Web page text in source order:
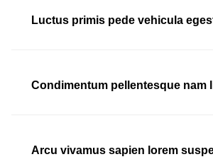
Luctus primis pede vehicula
Condimentum pellentesque nam
Arcu vivamus sapien lorem